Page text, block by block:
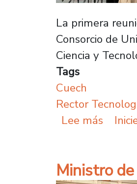
La primera
Consorcio de
Ciencia y
Tags
Cuech
Rector
Lee más
Ministro